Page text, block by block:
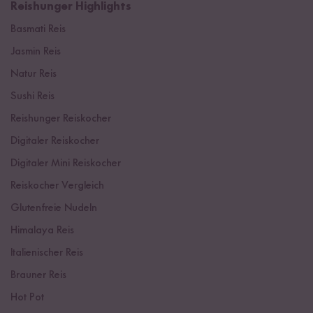
Reishunger Highlights
Basmati Reis
Jasmin Reis
Natur Reis
Sushi Reis
Reishunger Reiskocher
Digitaler Reiskocher
Digitaler Mini Reiskocher
Reiskocher Vergleich
Glutenfreie Nudeln
Himalaya Reis
Italienischer Reis
Brauner Reis
Hot Pot